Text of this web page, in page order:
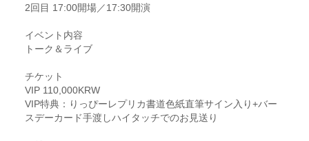
2回目 17:00開場／17:30開演
イベント内容
トーク＆ライブ
チケット
VIP 110,000KRW
VIP特典：りっぴーレプリカ書道色紙直筆サイン入り+バー
スデーカード手渡しハイタッチでのお見送り